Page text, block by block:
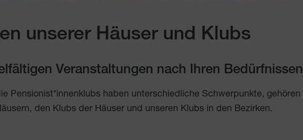
unserer Häuser und Klubs
Veranstaltungen nach Ihren
Pensionist*innenklubs haben unterschiedliche Schwerpunkte,
den Klubs der Häuser und unseren Klubs in den Bezirken.